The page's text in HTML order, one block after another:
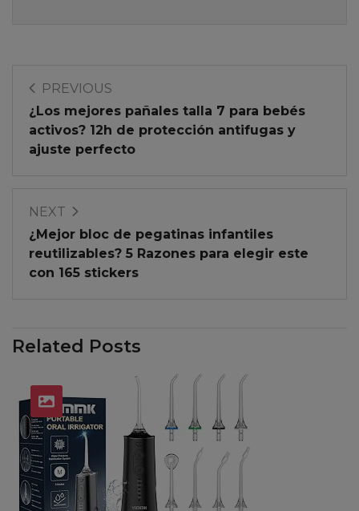
PREVIOUS
¿Los mejores pañales talla 7 para bebés
activos? 12h de protección antifugas y
ajuste perfecto
NEXT
¿Mejor bloc de pegatinas infantiles
reutilizables? 5 Razones para elegir este
con 165 stickers
Related Posts